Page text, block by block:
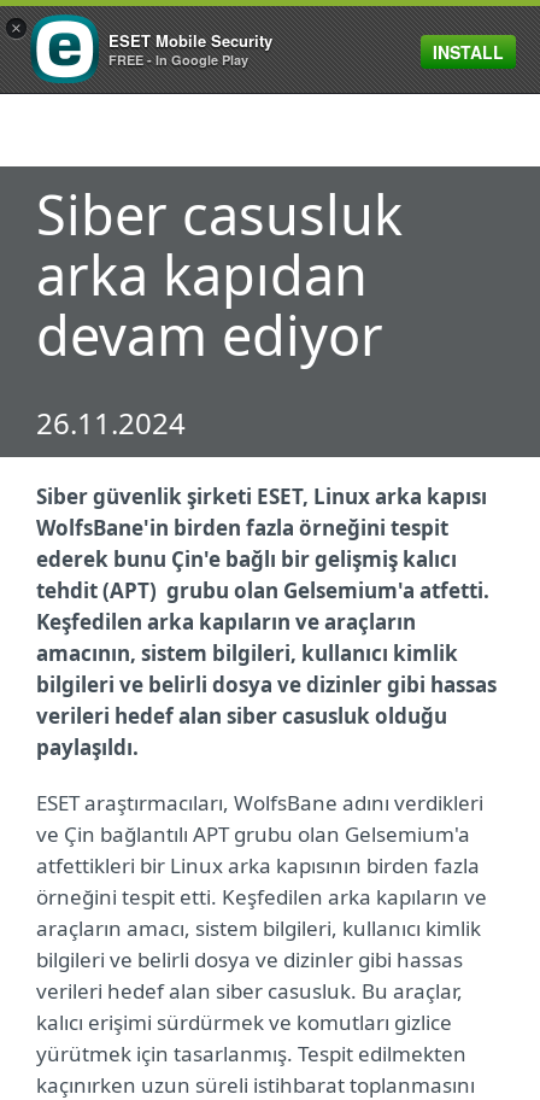
MENU
Siber casusluk
arka kapıdan
devam ediyor
26.11.2024
Siber güvenlik şirketi ESET, Linux arka kapısı
WolfsBane'in birden fazla örneğini tespit
ederek bunu Çin'e bağlı bir gelişmiş kalıcı
tehdit (APT) grubu olan Gelsemium'a atfetti.
Keşfedilen arka kapıların ve araçların
amacının, sistem bilgileri, kullanıcı kimlik
bilgileri ve belirli dosya ve dizinler gibi hassas
verileri hedef alan siber casusluk olduğu
paylaşıldı.
ESET araştırmacıları, WolfsBane adını verdikleri
ve Çin bağlantılı APT grubu olan Gelsemium'a
atfettikleri bir Linux arka kapısının birden fazla
örneğini tespit etti. Keşfedilen arka kapıların ve
araçların amacı, sistem bilgileri, kullanıcı kimlik
bilgileri ve belirli dosya ve dizinler gibi hassas
verileri hedef alan siber casusluk. Bu araçlar,
kalıcı erişimi sürdürmek ve komutları gizlice
yürütmek için tasarlanmış. Tespit edilmekten
kaçınırken uzun süreli istihbarat toplanmasını
×
ESET Mobile Security
FREE - In Google Play INSTALL